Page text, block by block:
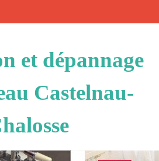
et dépannage
Castelnau-